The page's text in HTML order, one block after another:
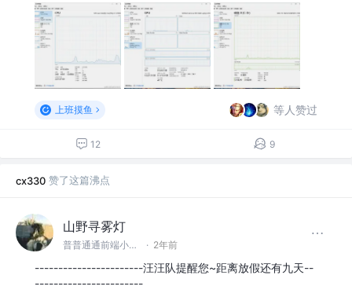
上班摸鱼 等人赞过
12 9
cx330 赞了这篇沸点
山野寻雾灯
普普通通前端小开发 · 2年前
-----------------------汪汪队提醒您~距离放假还有九天--
-----------------------